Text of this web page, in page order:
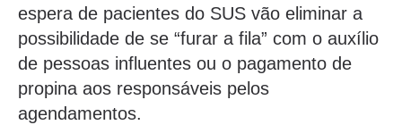
espera de pacientes do SUS vão eliminar a
possibilidade de se “furar a fila” com o auxílio
de pessoas influentes ou o pagamento de
propina aos responsáveis pelos
agendamentos.